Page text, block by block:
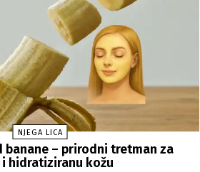
NJEGA LICA
banane – prirodni tretman za
i hidratiziranu kožu